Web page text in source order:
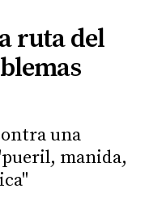
ruta del
una
manida,